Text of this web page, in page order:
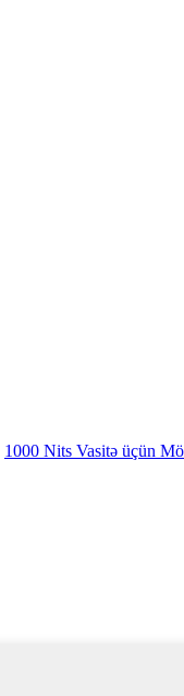
1000 Nits Vasitə üçün